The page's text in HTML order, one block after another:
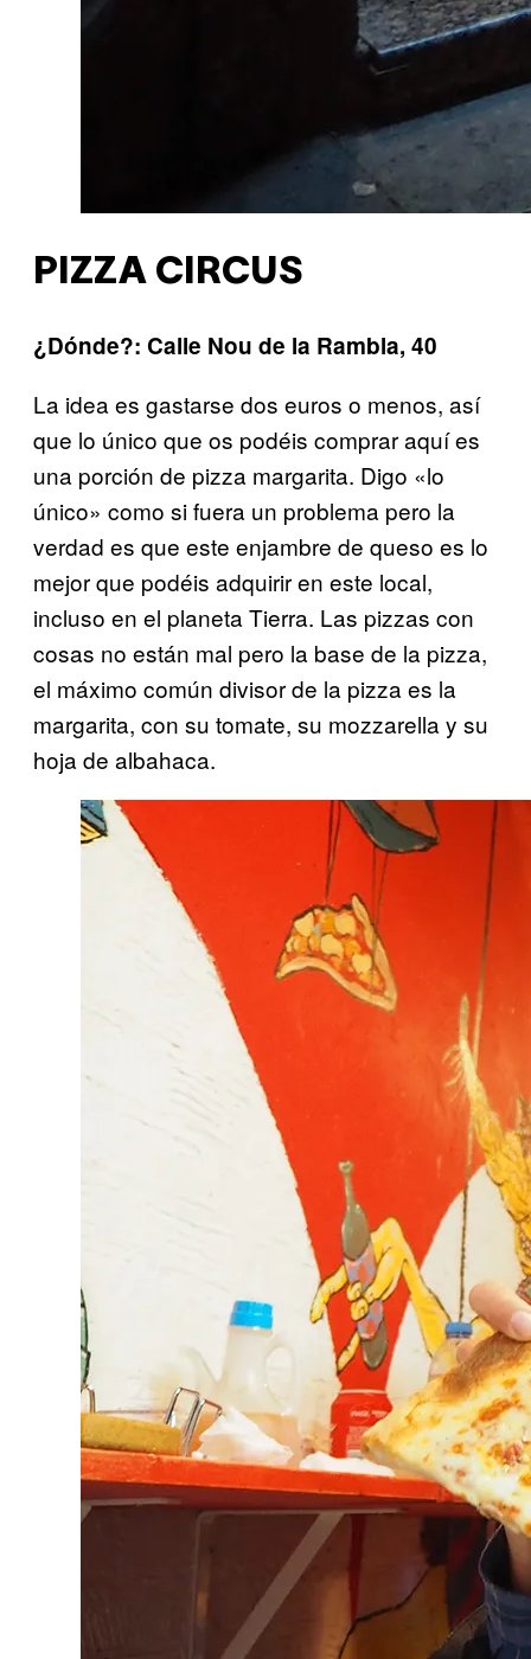
PIZZA CIRCUS
¿Dónde?: Calle Nou de la Rambla, 40
La idea es gastarse dos euros o menos, así
que lo único que os podéis comprar aquí es
una porción de pizza margarita. Digo «lo
único» como si fuera un problema pero la
verdad es que este enjambre de queso es lo
mejor que podéis adquirir en este local,
incluso en el planeta Tierra. Las pizzas con
cosas no están mal pero la base de la pizza,
el máximo común divisor de la pizza es la
margarita, con su tomate, su mozzarella y su
hoja de albahaca.